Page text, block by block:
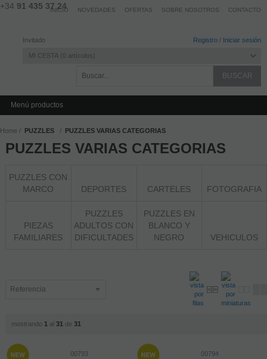
+34 91 435 37 24
Invitado Registro / Iniciar sesión
MI CESTA 0 artículos
INICIO NOVEDADES OFERTAS SOBRE NOSOTROS CONTACTO
Menú productos
Home PUZZLES PUZZLES VARIAS CATEGORIAS
PUZZLES VARIAS CATEGORIAS
PUZZLES CON
MARCO
DEPORTES CARTELES FOTOGRAFIA
PIEZAS
FAMILIARES
PUZZLES
ADULTOS CON
DIFICULTADES
PUZZLES EN
BLANCO Y
NEGRO
VEHICULOS
mostrando 1 al 31 de 31
00793 00794